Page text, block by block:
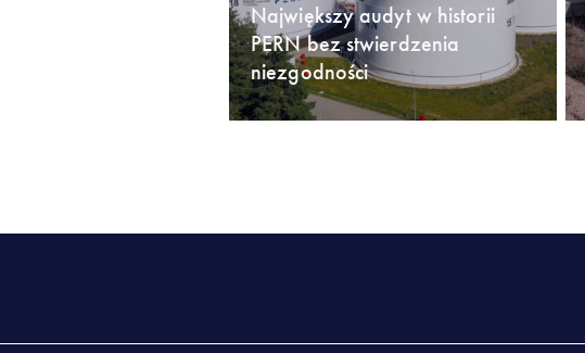
Największy audyt w historii
PERN bez stwierdzenia
niezgodności